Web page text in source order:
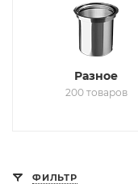
Разное
200 товаров
ФИЛЬТР